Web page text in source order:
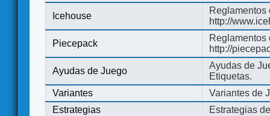
Icehouse
Reglamentos
http://
Piecepack
Reglamentos
http://
Ayudas de Juego
Ayudas de
Etiquetas.
Variantes
Variantes de
Estrategias
Estrategias